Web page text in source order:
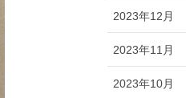
2023年12月
2023年11月
2023年10月